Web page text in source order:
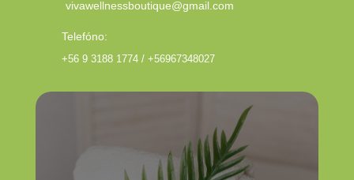
vivawellnessboutique@gmail.com
Telefóno:
+56 9 3188 1774 / +56967348027